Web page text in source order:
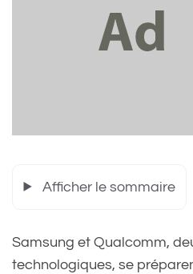
Afficher le sommaire
Samsung et Qualcomm,
technologiques, se